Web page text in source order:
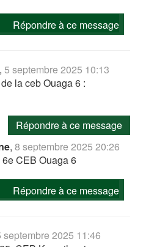
Répondre à ce message
,5 septembre 2025 10:13
la ceb Ouaga 6 :
Répondre à ce message
,8 septembre 2025 20:26
6e CEB Ouaga 6
Répondre à ce message
septembre 2025 11:46